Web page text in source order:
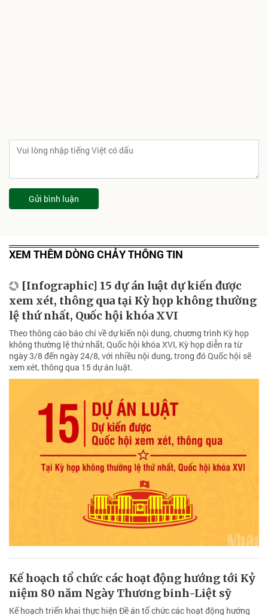
Gửi bình luận
XEM THÊM DÒNG CHẢY THÔNG TIN
[Infographic] 15 dự án luật dự kiến được
xem xét, thông qua tại Kỳ họp không thường
lệ thứ nhất, Quốc hội khóa XVI
Theo thông cáo báo chí về dự kiến nội dung, chương trình Kỳ họp
không thường lệ thứ nhất, Quốc hội khóa XVI, Kỳ họp diễn ra từ
ngày 3/8 đến ngày 24/8, với nhiều nội dung, trong đó Quốc hội sẽ
xem xét, thông qua 15 dự án luật.
Kế hoạch tổ chức các hoạt động hướng tới Kỷ
niệm 80 năm Ngày Thương binh-Liệt sỹ
Kế hoạch triển khai thực hiện Đề án tổ chức các hoạt động hướng